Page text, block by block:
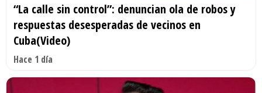
“La calle sin control”: denuncian ola de robos y
respuestas desesperadas de vecinos en
Cuba(Video)
Hace 1 día